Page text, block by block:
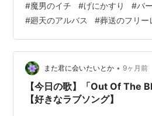
入はこちらからどうぞ グループ
レン 15巻 最新刊が出たので、早
相変わらず面白かったです。 で
ったので、若干忘れ気味でした…
#魔男のイチ #げにかすり #バ
#廻天のアルバス #葬送のフリー
また君に会いたいとか • 9ヶ月前
【今日の歌】「Out Of The
【好きなラブソング】